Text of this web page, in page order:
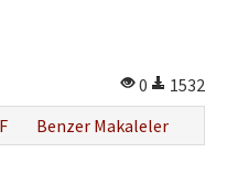
0
1532
Benzer Makaleler